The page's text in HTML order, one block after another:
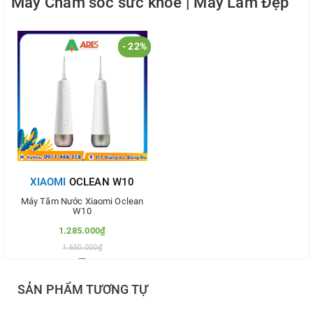
- 22%
XIAOMI OCLEAN W10
Máy Tăm Nước Xiaomi Oclean
W10
1.285.000₫
1.650.000₫
Thêm vào so sánh
SẢN PHẨM TƯƠNG TỰ